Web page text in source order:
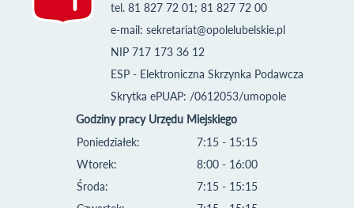
tel. 81 827 72 01; 81 827 72 00
e-mail: sekretariat@opolelubelskie.pl
NIP 717 173 36 12
ESP - Elektroniczna Skrzynka Podawcza
Skrytka ePUAP: /0612053/umopole
Godziny pracy Urzędu Miejskiego
Poniedziałek:
Wtorek:
Środa:
7:15 - 15:15
8:00 - 16:00
7:15 - 15:15